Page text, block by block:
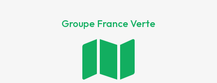
Groupe France Verte
